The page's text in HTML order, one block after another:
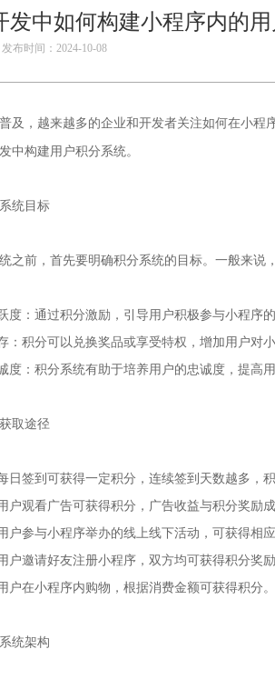
发中如何构建小程序内的
布时间：2024-10-08
及，越来越多的企业和开发者关注如何在小
中构建用户积分系统。
统目标
之前，首先要明确积分系统的目标。一般来说
度：通过积分激励，引导用户积极参与小程序的
：积分可以兑换奖品或享受特权，增加用户对小
度：积分系统有助于培养用户的忠诚度，提高
取途径
日签到可获得一定积分，连续签到天数越多，积
户观看广告可获得积分，广告收益与积分奖励成
户参与小程序举办的线上线下活动，可获得相应
户邀请好友注册小程序，双方均可获得积分奖励
户在小程序内购物，根据消费金额可获得积分。
统架构